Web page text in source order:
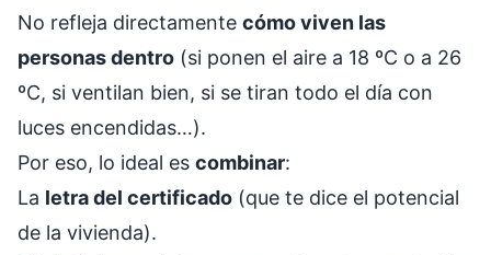
No refleja directamente cómo viven las
personas dentro (si ponen el aire a 18 ºC o a 26
ºC, si ventilan bien, si se tiran todo el día con
luces encendidas…).
Por eso, lo ideal es combinar:
La letra del certificado (que te dice el potencial
de la vivienda).